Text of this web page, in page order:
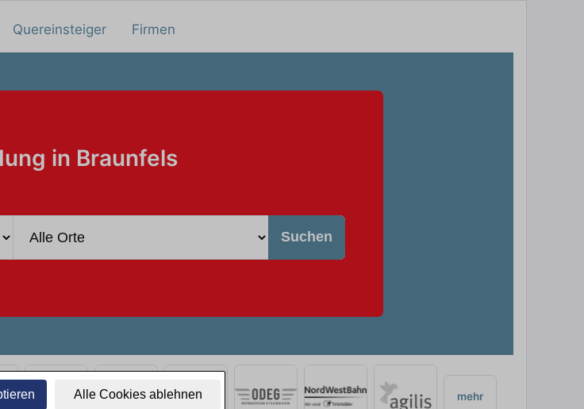
Alle Cookies ablehnen
Quereinsteiger Firmen
in Braunfels
Suchen
mehr